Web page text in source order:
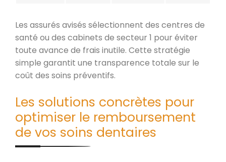
Les assurés avisés sélectionnent des centres de
santé ou des cabinets de secteur 1 pour éviter
toute avance de frais inutile. Cette stratégie
simple garantit une transparence totale sur le
coût des soins préventifs.
Les solutions concrètes pour
optimiser le remboursement
de vos soins dentaires